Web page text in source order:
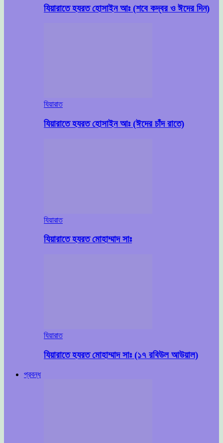
যিয়ারাতে হযরত হোসাইন আঃ (শবে কদ্বর ও ঈদের দিন)
যিয়ারাত
যিয়ারাতে হযরত হোসাইন আঃ (ঈদের চাঁদ রাতে)
যিয়ারাত
যিয়ারাতে হযরত মোহাম্মাদ সাঃ
যিয়ারাত
যিয়ারাতে হযরত মোহাম্মাদ সাঃ (১৭ রবিউল আউয়াল)
প্রবন্ধ